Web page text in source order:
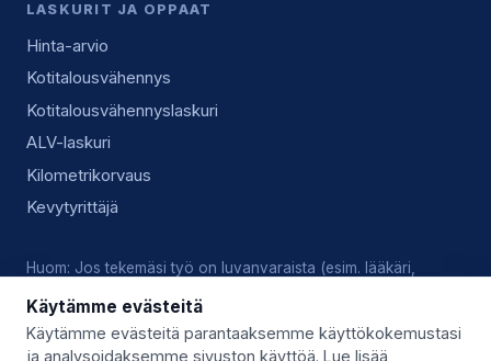
LASKURIT JA OPPAAT
Hinta-arvio
Kotitalousvähennys
Kotitalousvähennyslaskuri
ALV-laskuri
Kilometrikorvaus
Kevytyrittäjä
Huom: Jos tekemäsi työ on luvanvaraista (esim. lääkäri,
olevista luvista, pätevyyksistä ja alan käytännöistä.
Käytämme evästeitä
Käytämme evästeitä parantaaksemme käyttökokemustasi
ja analysoidaksemme sivuston käyttöä. Lue lisää